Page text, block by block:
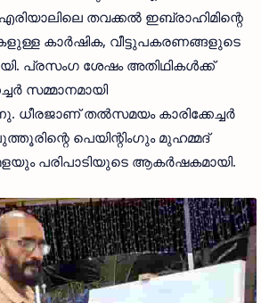
തവക്കല്‍ ഇബ്രാഹിമിന്റെ
കാര്‍ഷിക, വീട്ടുപകരണങ്ങളുടെ
പ്രസംഗ ശേഷം അതിഥികള്‍ക്ക്
സമ്മാനമായി
തല്‍സമയം കാരിക്കേച്ചര്‍
പെയിന്റിംഗും മുഹമ്മദ്
പരിപാടിയുടെ ആകര്‍ഷകമായി.